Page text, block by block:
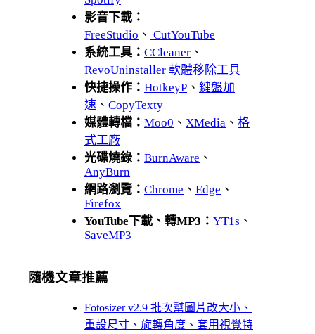
影音下載：
FreeStudio 、 CutYouTube
系統工具： CCleaner 、
RevoUninstaller 軟體移除工具
快捷操作： HotkeyP 、 鍵盤加
速 、 CopyTexty
媒體轉檔： Moo0 、 XMedia 、 格
式工廠
光碟燒錄： BurnAware 、
AnyBurn
網路瀏覽： Chrome 、 Edge 、
Firefox
YouTube下載、轉MP3： YT1s 、
SaveMP3
隨機文章推薦
Fotosizer v2.9 批次幫圖片改大小、
重設尺寸、旋轉角度、套用視覺特